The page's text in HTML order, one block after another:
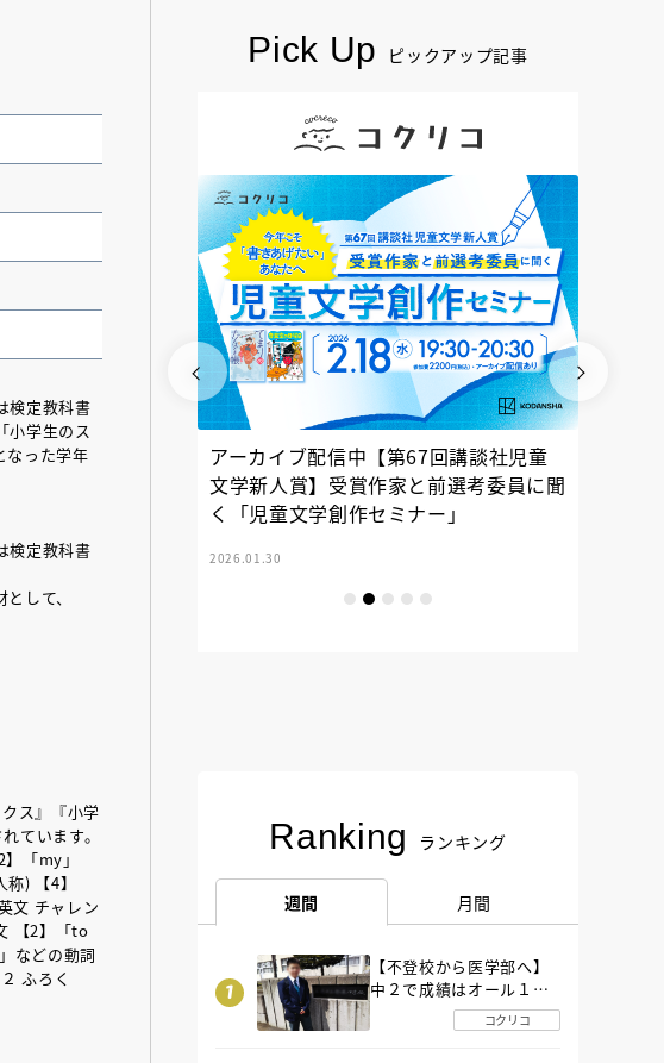
検定教科書
小学生のス
なった学年
検定教科書
して、
ス』『小学
ています。
「my」
) 【4】
文 チャレン
【2】「to
などの動詞
ふろく
Pick Up ピックアップ記事
う選択
アーカイブ配信中【第67回講談社児童
文学新人賞】受賞作家と前選考委員に聞
く「児童文学創作セミナー」
2026.01.30
Ranking ランキング
週間 月間
【不登校から医学部へ】
中２で成績はオール１
「昼夜逆転」したわが子
を”夜遊び”に連れ出した
コクリコ